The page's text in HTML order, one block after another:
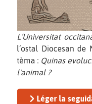
L’Universitat
l’ostal Diocesan
tèma : Quinas
l'animal ?
Léger la